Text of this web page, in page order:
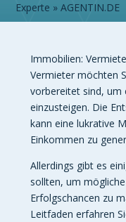
Immobilien:
Vermieter möchten
vorbereitet sind, um
einzusteigen. Die
kann eine lukrative
Einkommen zu
Allerdings gibt es
sollten, um
Erfolgschancen zu
Leitfaden erfahren